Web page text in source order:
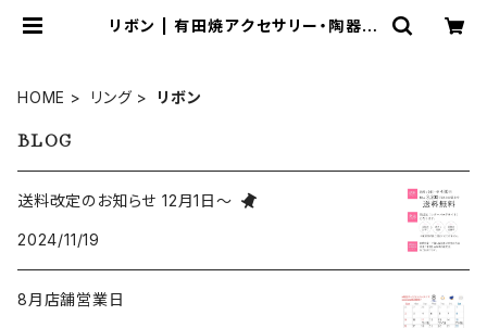
リボン | 有田焼アクセサリー・陶器ア
HOME
リング リボン
BLOG
送料改定のお知らせ 12月1日～
2024/11/19
8月店舗営業日